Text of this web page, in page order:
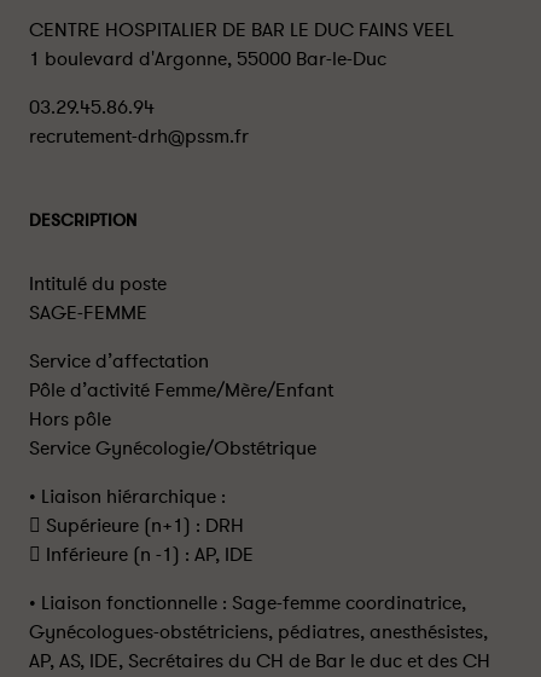
CENTRE HOSPITALIER DE BAR LE DUC FAINS VEEL
1 boulevard d'Argonne, 55000 Bar-le-Duc
03.29.45.86.94
recrutement-drh@pssm.fr
DESCRIPTION
Intitulé du poste
SAGE-FEMME
Service d’affectation
Pôle d’activité Femme/Mère/Enfant
Hors pôle
Service Gynécologie/Obstétrique
• Liaison hiérarchique :
 Supérieure (n+1) : DRH
 Inférieure (n -1) : AP, IDE
• Liaison fonctionnelle : Sage-femme coordinatrice,
Gynécologues-obstétriciens, pédiatres, anesthésistes,
AP, AS, IDE, Secrétaires du CH de Bar le duc et des CH